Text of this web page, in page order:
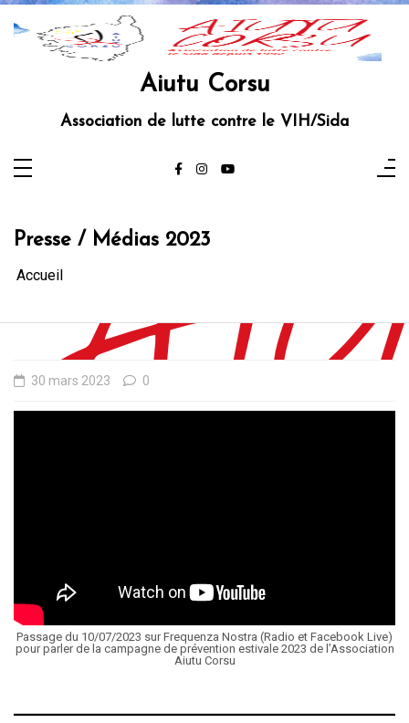
Aller
contenu
Aiutu Corsu
Association de lutte contre le VIH/Sida
Presse / Médias 2023
Accueil
30 mars 2023 0
Passage du 10/07/2023 sur Frequenza Nostra (Radio et Facebook Live)
pour parler de la campagne de prévention estivale 2023 de l’Association
Aiutu Corsu